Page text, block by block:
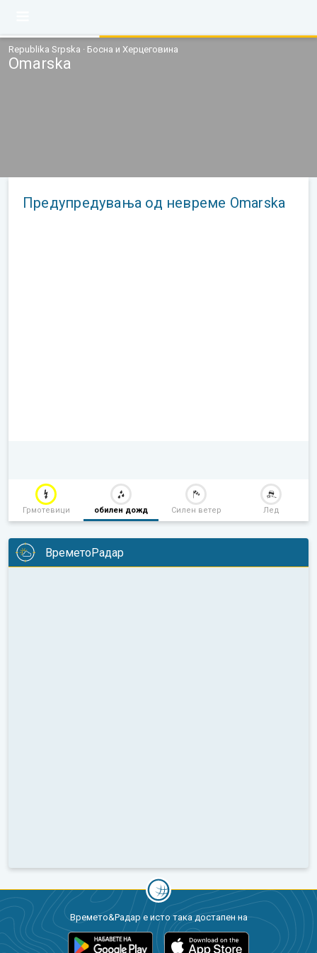
Republika Srpska · Босна и Херцеговина
Omarska
Предупредувања од невреме Omarska
Грмотевици обилен дожд Силен ветер Лед
ВреметоРадар
Времето&Радар е исто така достапен на